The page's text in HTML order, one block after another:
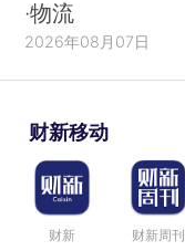
·物流
2026年08月07日
财新移动
财新 财新周刊